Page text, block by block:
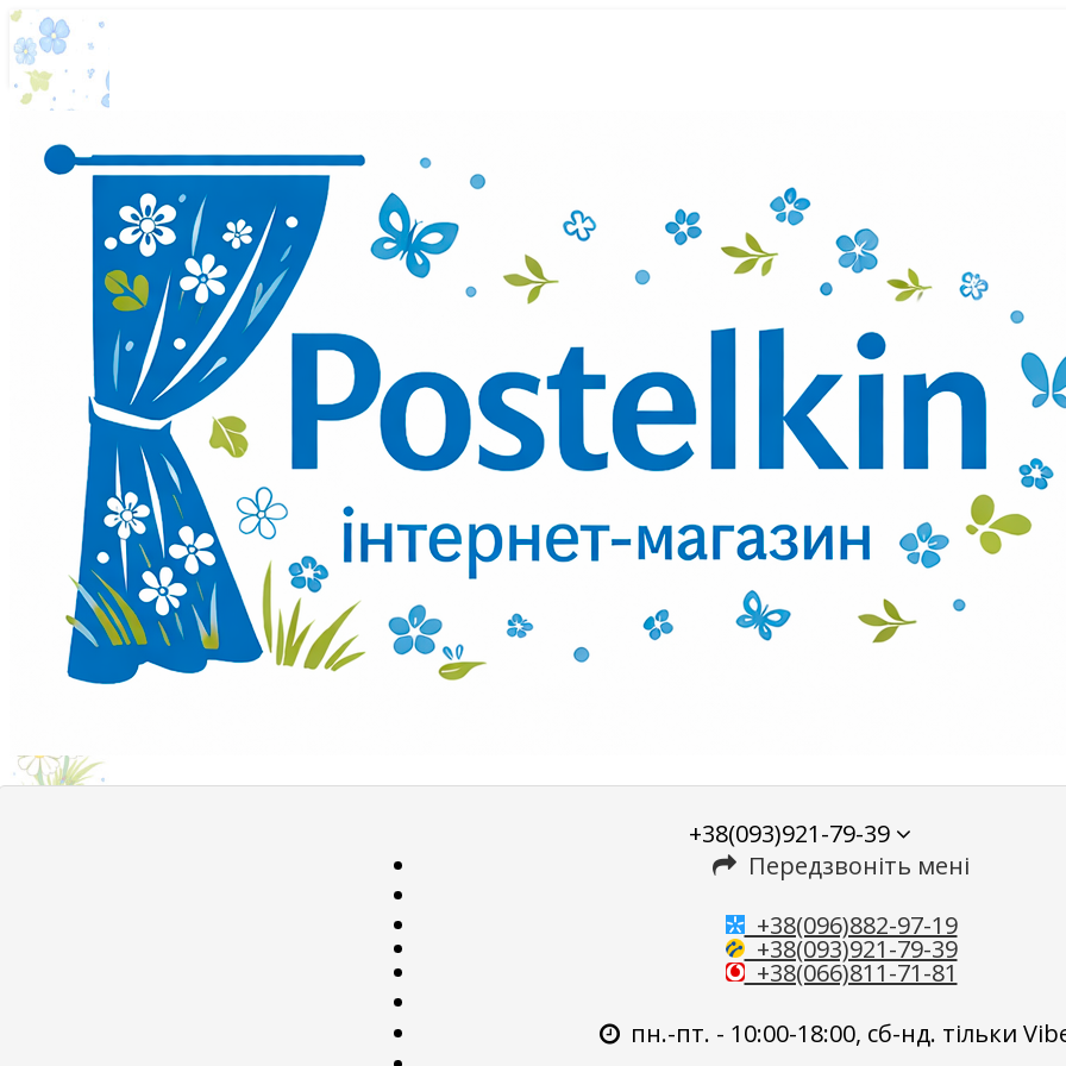
+38(093)921-79-39
Передзвоніть мені
+38(096)882-97-19
+38(093)921-79-39
+38(066)811-71-81
пн.-пт. - 10:00-18:00, сб-нд. тільки